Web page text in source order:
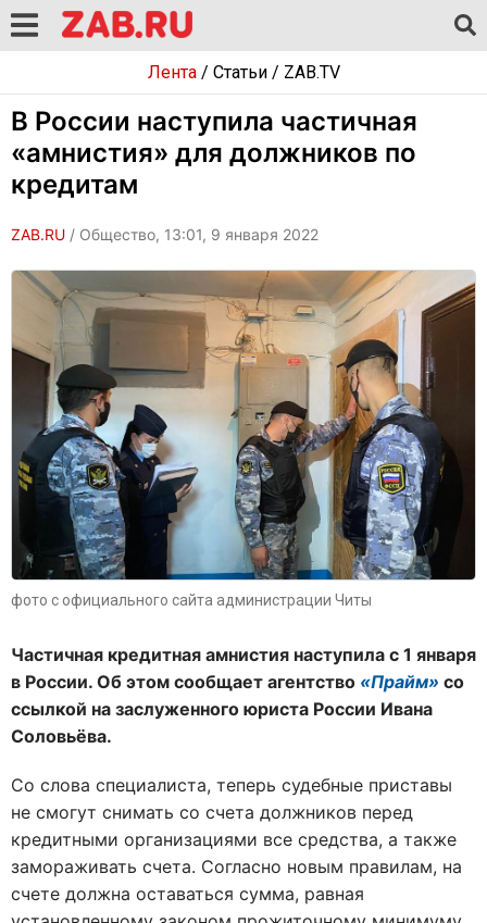
Лента/ Статьи/ ZAB.TV
В России наступила частичная
«амнистия» для должников по
кредитам
ZAB.RU / Общество, 13:01, 9 января 2022
фото с официального сайта администрации Читы
Частичная кредитная амнистия наступила с 1 января
в России. Об этом сообщает агентство «Прайм» со
ссылкой на заслуженного юриста России Ивана
Соловьёва.
Со слова специалиста, теперь судебные приставы
не смогут снимать со счета должников перед
кредитными организациями все средства, а также
замораживать счета. Согласно новым правилам, на
счете должна оставаться сумма, равная